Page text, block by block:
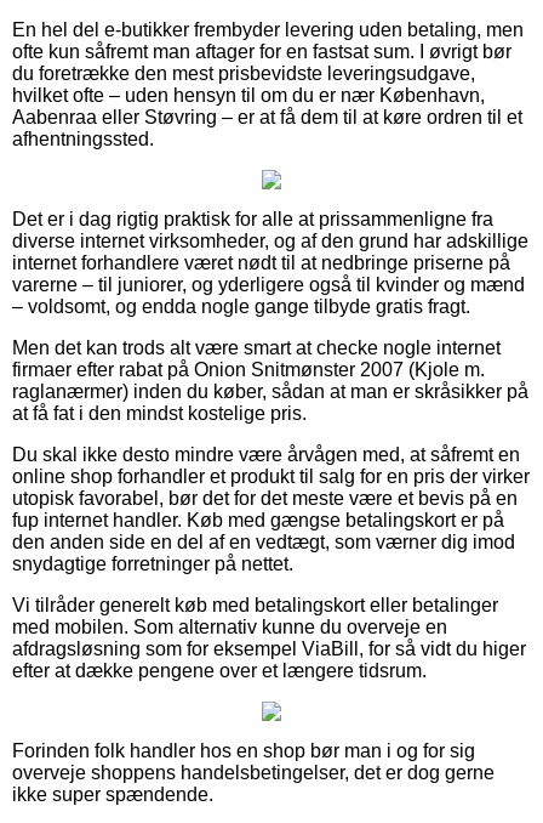
En hel del e-butikker frembyder levering uden betaling, men
ofte kun såfremt man aftager for en fastsat sum. I øvrigt bør
du foretrække den mest prisbevidste leveringsudgave,
hvilket ofte – uden hensyn til om du er nær København,
Aabenraa eller Støvring – er at få dem til at køre ordren til et
afhentningssted.
Det er i dag rigtig praktisk for alle at prissammenligne fra
diverse internet virksomheder, og af den grund har adskillige
internet forhandlere været nødt til at nedbringe priserne på
varerne – til juniorer, og yderligere også til kvinder og mænd
– voldsomt, og endda nogle gange tilbyde gratis fragt.
Men det kan trods alt være smart at checke nogle internet
firmaer efter rabat på Onion Snitmønster 2007 (Kjole m.
raglanærmer) inden du køber, sådan at man er skråsikker på
at få fat i den mindst kostelige pris.
Du skal ikke desto mindre være årvågen med, at såfremt en
online shop forhandler et produkt til salg for en pris der virker
utopisk favorabel, bør det for det meste være et bevis på en
fup internet handler. Køb med gængse betalingskort er på
den anden side en del af en vedtægt, som værner dig imod
snydagtige forretninger på nettet.
Vi tilråder generelt køb med betalingskort eller betalinger
med mobilen. Som alternativ kunne du overveje en
afdragsløsning som for eksempel ViaBill, for så vidt du higer
efter at dække pengene over et længere tidsrum.
Forinden folk handler hos en shop bør man i og for sig
overveje shoppens handelsbetingelser, det er dog gerne
ikke super spændende.